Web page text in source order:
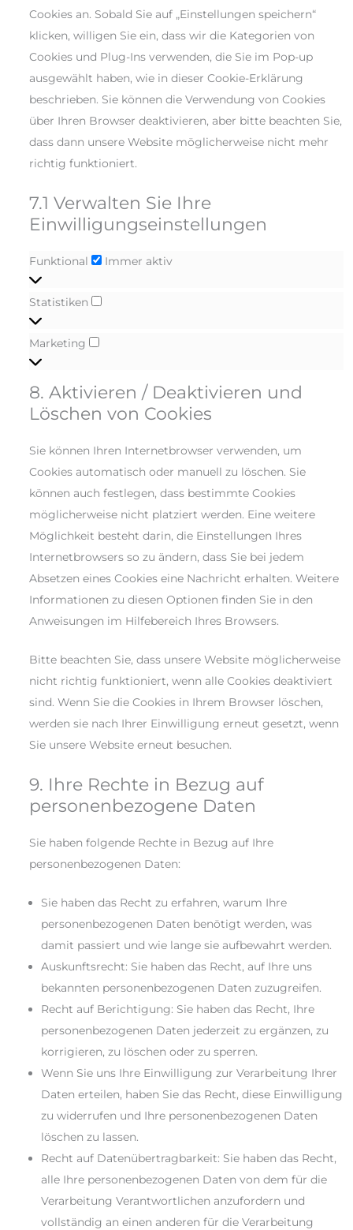
Cookies an. Sobald Sie auf „Einstellungen speichern“
klicken, willigen Sie ein, dass wir die Kategorien von
Cookies und Plug-Ins verwenden, die Sie im Pop-up
ausgewählt haben, wie in dieser Cookie-Erklärung
beschrieben. Sie können die Verwendung von Cookies
über Ihren Browser deaktivieren, aber bitte beachten Sie,
dass dann unsere Website möglicherweise nicht mehr
richtig funktioniert.
7.1 Verwalten Sie Ihre
Einwilligungseinstellungen
Funktional Immer aktiv
Statistiken
Marketing
8. Aktivieren / Deaktivieren und
Löschen von Cookies
Sie können Ihren Internetbrowser verwenden, um
Cookies automatisch oder manuell zu löschen. Sie
können auch festlegen, dass bestimmte Cookies
möglicherweise nicht platziert werden. Eine weitere
Möglichkeit besteht darin, die Einstellungen Ihres
Internetbrowsers so zu ändern, dass Sie bei jedem
Absetzen eines Cookies eine Nachricht erhalten. Weitere
Informationen zu diesen Optionen finden Sie in den
Anweisungen im Hilfebereich Ihres Browsers.
Bitte beachten Sie, dass unsere Website möglicherweise
nicht richtig funktioniert, wenn alle Cookies deaktiviert
sind. Wenn Sie die Cookies in Ihrem Browser löschen,
werden sie nach Ihrer Einwilligung erneut gesetzt, wenn
Sie unsere Website erneut besuchen.
9. Ihre Rechte in Bezug auf
personenbezogene Daten
Sie haben folgende Rechte in Bezug auf Ihre
personenbezogenen Daten:
Sie haben das Recht zu erfahren, warum Ihre
personenbezogenen Daten benötigt werden, was
damit passiert und wie lange sie aufbewahrt werden.
Auskunftsrecht: Sie haben das Recht, auf Ihre uns
bekannten personenbezogenen Daten zuzugreifen.
Recht auf Berichtigung: Sie haben das Recht, Ihre
personenbezogenen Daten jederzeit zu ergänzen, zu
korrigieren, zu löschen oder zu sperren.
Wenn Sie uns Ihre Einwilligung zur Verarbeitung Ihrer
Daten erteilen, haben Sie das Recht, diese Einwilligung
zu widerrufen und Ihre personenbezogenen Daten
löschen zu lassen.
Recht auf Datenübertragbarkeit: Sie haben das Recht,
alle Ihre personenbezogenen Daten von dem für die
Verarbeitung Verantwortlichen anzufordern und
vollständig an einen anderen für die Verarbeitung